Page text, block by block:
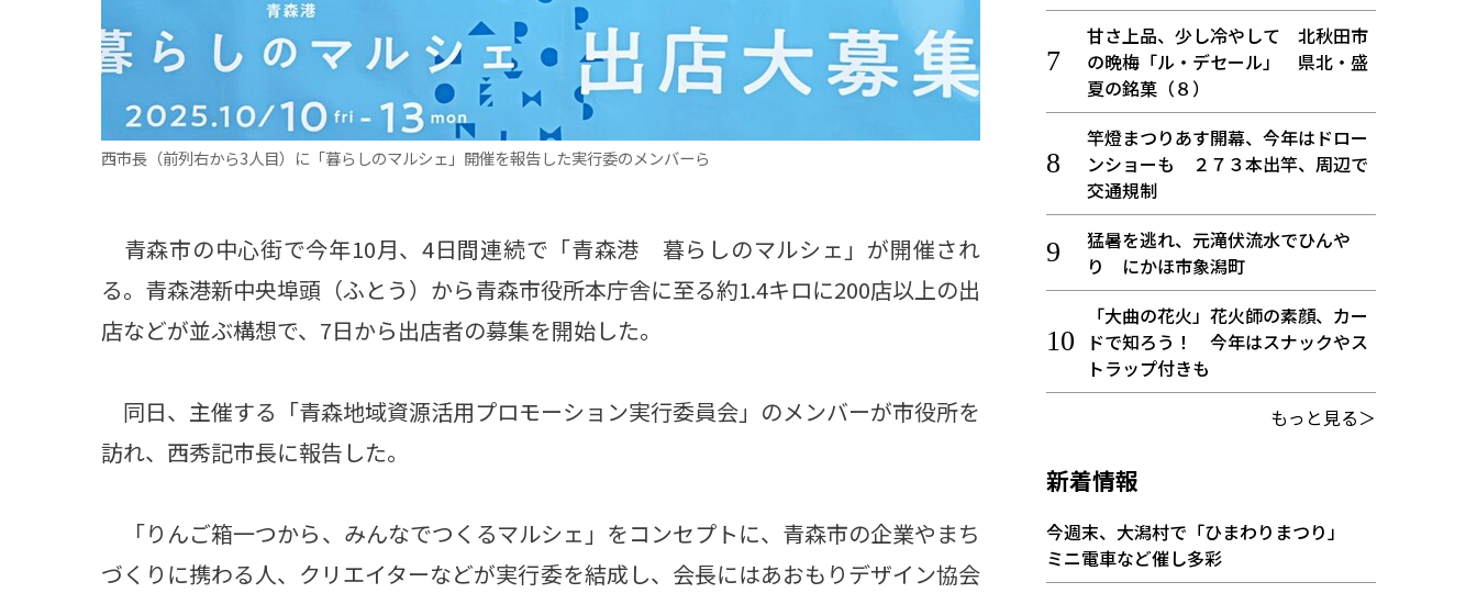
西市長（前列右から3人目）に「暮らしのマルシェ」開催を報告した実行委のメンバーら
青森市の中心街で今年10月、4日間連続で「青森港 暮らしのマルシェ」が開催され
る。青森港新中央埠頭（ふとう）から青森市役所本庁舎に至る約1.4キロに200店以上の出
店などが並ぶ構想で、7日から出店者の募集を開始した。
同日、主催する「青森地域資源活用プロモーション実行委員会」のメンバーが市役所を
訪れ、西秀記市長に報告した。
「りんご箱一つから、みんなでつくるマルシェ」をコンセプトに、青森市の企業やまち
づくりに携わる人、クリエイターなどが実行委を結成し、会長にはあおもりデザイン協会
甘さ上品、少し冷やして 北秋田市
の晩梅「ル・デセール」 県北・盛
夏の銘菓（８）
竿燈まつりあす開幕、今年はドロー
ンショーも ２７３本出竿、周辺で
交通規制
猛暑を逃れ、元滝伏流水でひんや
り にかほ市象潟町
「大曲の花火」花火師の素顔、カー
ドで知ろう！ 今年はスナックやス
トラップ付きも
もっと見る＞
新着情報
今週末、大潟村で「ひまわりまつり」
ミニ電車など催し多彩